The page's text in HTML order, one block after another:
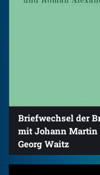
Briefwechsel der
mit Johann Martin
Georg Waitz